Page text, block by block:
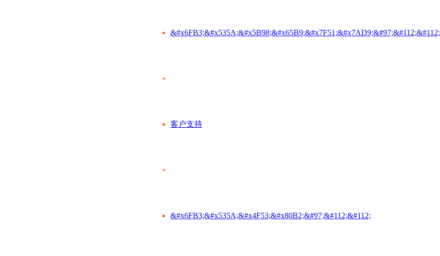
&#x6FB3;&#x535A;&#x5B98;&#x65B9;&#x7F51;&#x7AD9;&#97;&#112;&#112;
客户支持
&#x6FB3;&#x535A;&#x4F53;&#x80B2;&#97;&#112;&#112;